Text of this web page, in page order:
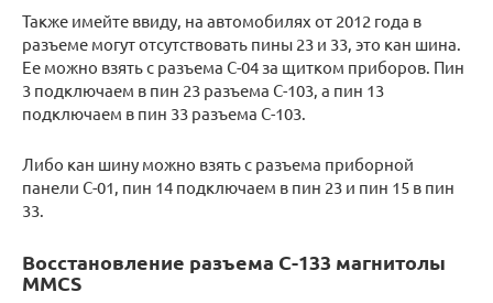
Также имейте ввиду, на автомобилях от 2012 года в
разъеме могут отсутствовать пины 23 и 33, это кан шина.
Ее можно взять с разъема С-04 за щитком приборов. Пин
3 подключаем в пин 23 разъема С-103, а пин 13
подключаем в пин 33 разъема С-103.
Либо кан шину можно взять с разъема приборной
панели С-01, пин 14 подключаем в пин 23 и пин 15 в пин
33.
Восстановление разъема С-133 магнитолы
MMCS